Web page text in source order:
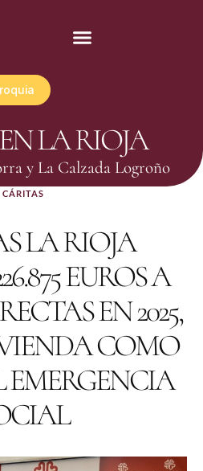
LA RIOJA
y La Calzada Logroño
CÁRITAS
LA RIOJA
EUROS A
EN 2025,
COMO